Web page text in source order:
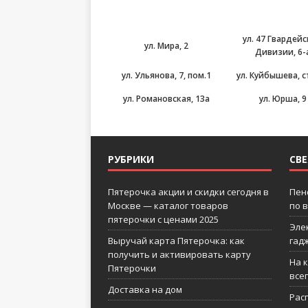
ул. Мира, 2
ул. 47
Дивизии, 6-
ул. Ульянова, 7, пом.1 ул. Куйбышева,
ул. Романовская, 13а
ул. Юрша, 9
РУБРИКИ
Пятерочка акции и скидки сегодня в
Москве — каталог товаров
пятерочки с ценами 2025
Выручай карта Пятерочка: как
получить и активировать карту
Пятерочки
Доставка на дом
по
На